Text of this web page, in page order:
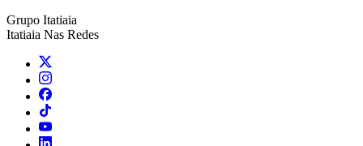
Grupo Itatiaia
Itatiaia Nas Redes